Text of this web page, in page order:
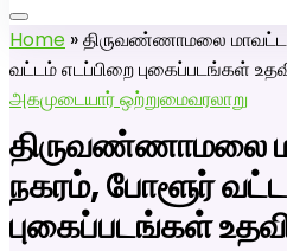
Home »திருவண்ணாமலை
வட்டம் எடப்பிறை புகைப்படங்கள்
அகமுடையார் ஒற்றுமைவரலாறு
திருவண்ணாமலை
நகரம், போளூர்
புகைப்படங்கள்